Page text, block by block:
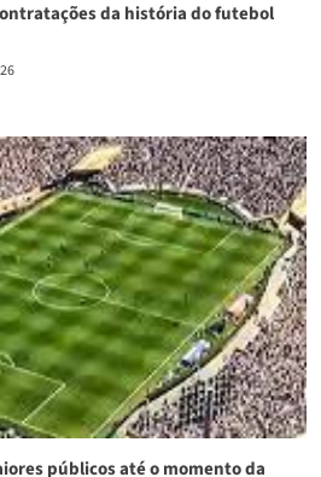
da história do futebol
públicos até o momento da